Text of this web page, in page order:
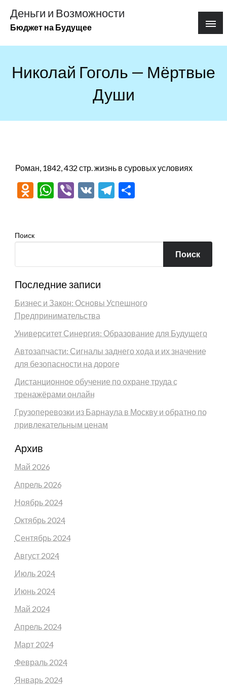
содержимому
Деньги и Возможности
Бюджет на Будущее
Николай Гоголь — Мёртвые
Души
Роман, 1842, 432 стр. жизнь в суровых условиях
Odnoklassniki
WhatsApp
Viber
VK Telegram
Поиск
Поиск
Последние записи
Бизнес и Закон: Основы Успешного
Предпринимательства
Университет Синергия: Образование для Будущего
Автозапчасти: Сигналы заднего хода и их значение
для безопасности на дороге
Дистанционное обучение по охране труда с
тренажёрами онлайн
Грузоперевозки из Барнаула в Москву и обратно по
привлекательным ценам
Архив
Май 2026
Апрель 2026
Ноябрь 2024
Октябрь 2024
Сентябрь 2024
Август 2024
Июль 2024
Июнь 2024
Май 2024
Апрель 2024
Март 2024
Февраль 2024
Январь 2024